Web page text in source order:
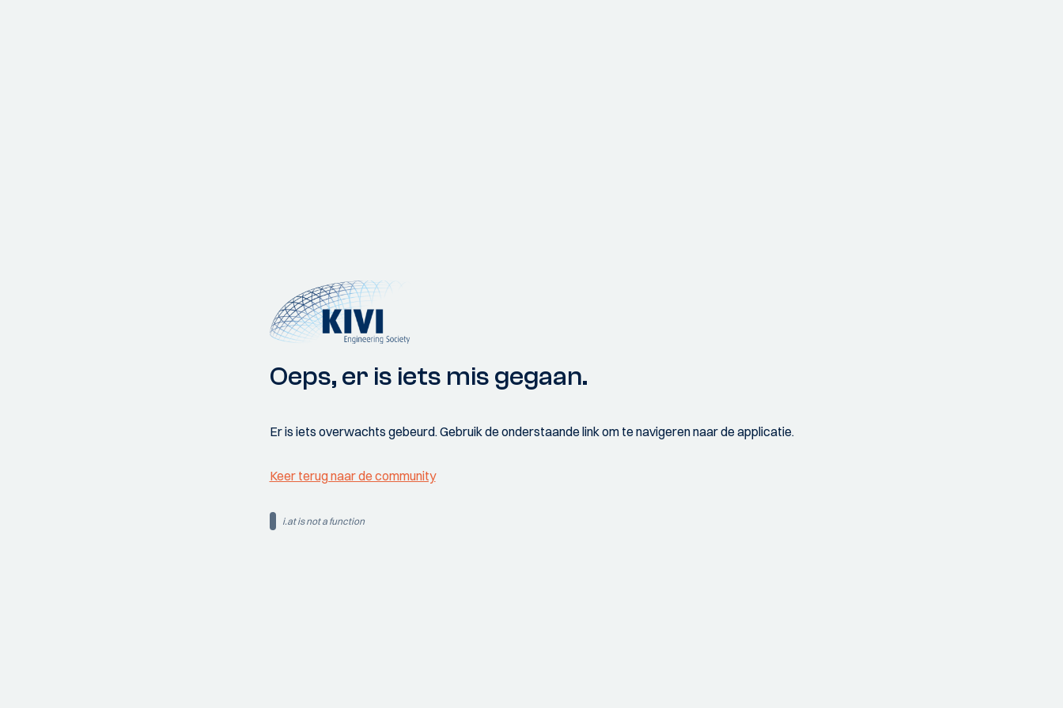
Oeps, er is iets mis gegaan.
Er is iets overwachts gebeurd. Gebruik de onderstaande link om te navigeren naar de applicatie.
Keer terug naar de community
i.at is not a function